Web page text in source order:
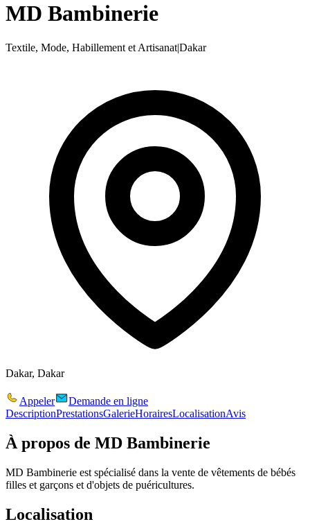
MD Bambinerie
Textile, Mode, Habillement et Artisanat|Dakar
Dakar, Dakar
Appeler
Demande en ligne
DescriptionPrestationsGalerieHorairesLocalisationAvis
À propos de MD Bambinerie
MD Bambinerie est spécialisé dans la vente de vêtements de bébés
filles et garçons et d'objets de puéricultures.
Localisation